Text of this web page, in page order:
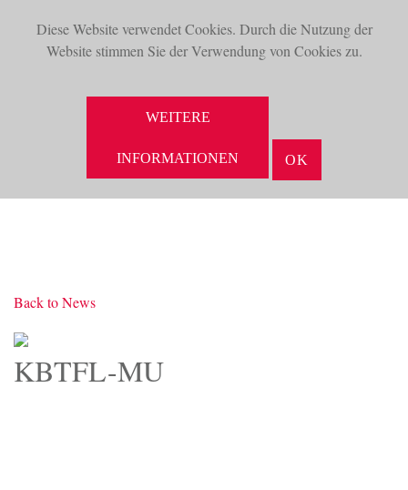
Diese Website verwendet Cookies. Durch die Nutzung der
Website stimmen Sie der Verwendung von Cookies zu.
WEITERE
INFORMATIONEN OK
Back to News
KBTFL-MU